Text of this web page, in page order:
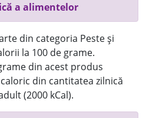
a alimentelor
din categoria Peste și
la 100 de grame.
din acest produs
din cantitatea zilnică
(2000 kCal).